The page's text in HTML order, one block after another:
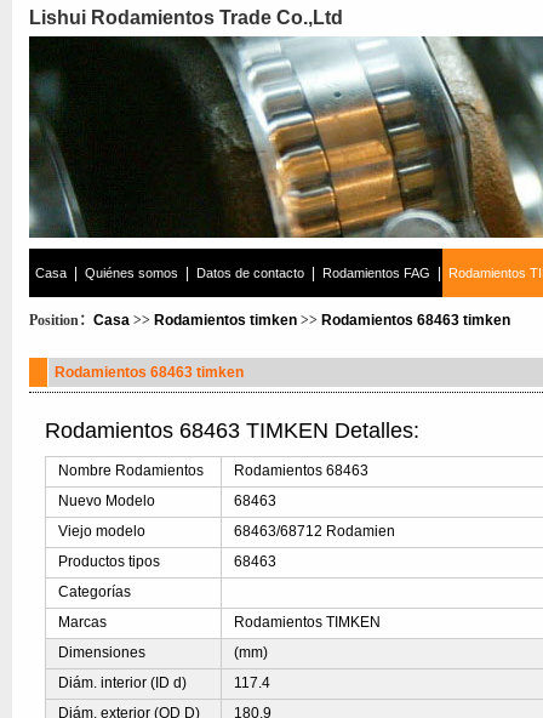
Lishui Rodamientos Trade Co.,Ltd
Casa Quiénes somos Datos de contacto Rodamientos FAG Rodamientos
Position： Casa >> Rodamientos timken >> Rodamientos 68463 timken
Rodamientos 68463 timken
Rodamientos 68463 TIMKEN Detalles:
Nombre Rodamientos
Rodamientos 68463
Nuevo Modelo
68463
Viejo modelo
68463/68712 Rodamien
Productos tipos
68463
Categorías
Marcas
Rodamientos TIMKEN
Dimensiones
(mm)
Diám. interior (ID d)
117.4
Diám. exterior (OD D)
180.9